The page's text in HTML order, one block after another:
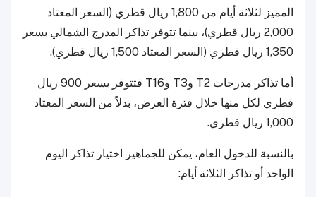
المميز لثلاثة أيام من 1,800 ريال قطري (السعر المعتاد
2,000 ريال قطري)، بينما تتوفر تذاكر المدرج الشمالي بسعر
1,350 ريال قطري (السعر المعتاد 1,500 ريال قطري).
أما تذاكر مدرجات T2 وT3 وT16 فتتوفر بسعر 900 ريال
قطري لكل منها خلال فترة العرض، بدلاً من السعر المعتاد
1,000 ريال قطري.
بالنسبة للدخول العام، يمكن للجماهير اختيار تذاكر اليوم
الواحد أو تذاكر الثلاثة أيام: